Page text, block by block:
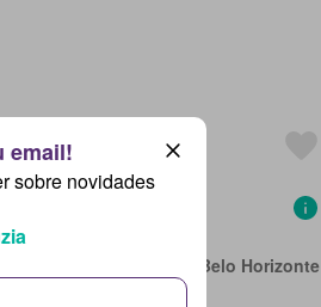
Metropolitana de Belo Horizonte
sobre novidades